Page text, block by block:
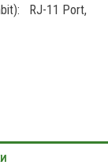
RJ-11 Port,